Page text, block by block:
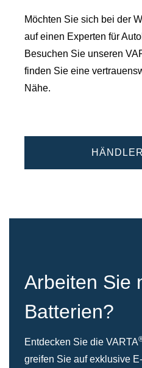
Möchten Sie sich bei der
auf einen Experten für
Besuchen Sie unseren
finden Sie eine
Nähe.
Arbeiten Sie
Batterien?
Entdecken Sie die VARTA
greifen Sie auf exklusive